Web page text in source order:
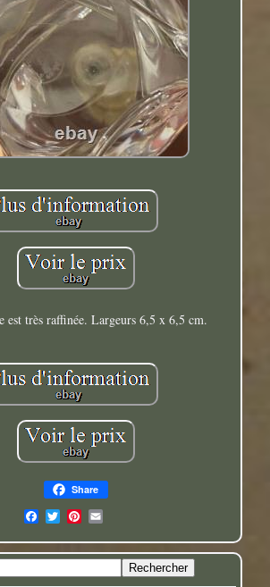
est très raffinée. Largeurs 6,5 x 6,5 cm.
Share